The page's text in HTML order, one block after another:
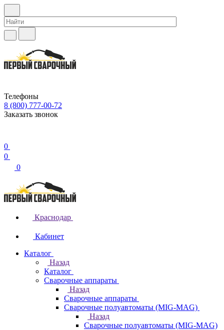
Телефоны
8 (800) 777-00-72
Заказать звонок
0
0
0
Краснодар
Кабинет
Каталог
Назад
Каталог
Сварочные аппараты
Назад
Сварочные аппараты
Сварочные полуавтоматы (MIG-MAG)
Назад
Сварочные полуавтоматы (MIG-MAG)